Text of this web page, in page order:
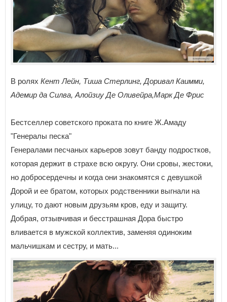
В ролях Кент Лейн, Тиша Стерлинг, Доривал Каимми,
Адемир да Силва, Алойзиу Де Оливейра,Марк Де Фрис
Бестселлер советского проката по книге Ж.Амаду
"Генералы песка"
Генералами песчаных карьеров зовут банду подростков,
которая держит в страхе всю округу. Они сровы, жестоки,
но добросердечны и когда они знакомятся с девушкой
Дорой и ее братом, которых родственники выгнали на
улицу, то дают новым друзьям кров, еду и защиту.
Добрая, отзывчивая и бесстрашная Дора быстро
вливается в мужской коллектив, заменяя одиноким
мальчишкам и сестру, и мать...